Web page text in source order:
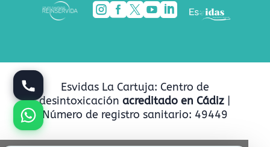

Esvidas La Cartuja: Centro de
desintoxicaciónacreditado en Cádiz
Número de registro sanitario: 49449